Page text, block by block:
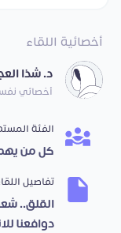
أخصائية اللقاء
د. شذا
أخصائي
الفئة
كل من
تفاصيل
القلق..
دوافعنا